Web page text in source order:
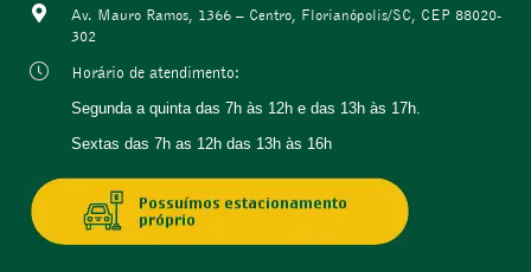
Av. Mauro Ramos, 1366 – Centro, Florianópolis/SC, CEP 88020-
302
Horário de atendimento:
Segunda a quinta das 7h às 12h e das 13h às 17h.
Sextas das 7h as 12h das 13h às 16h